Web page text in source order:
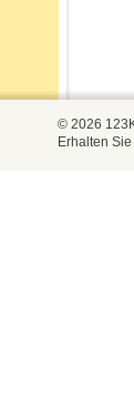
© 2026
Erhalten